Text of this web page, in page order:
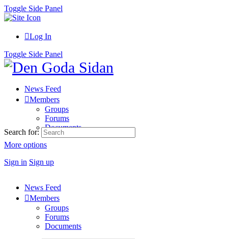
Toggle Side Panel
Log In
Toggle Side Panel
News Feed
Members
Groups
Forums
Documents
More options
Sign in Sign up
Search for:
News Feed
Members
Groups
Forums
Documents